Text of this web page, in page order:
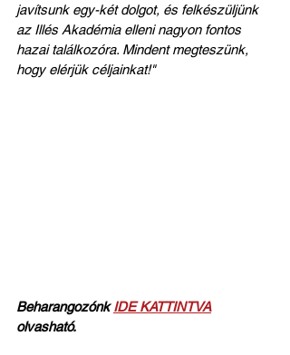
javítsunk egy-két dolgot, és felkészüljünk
az Illés Akadémia elleni nagyon fontos
hazai találkozóra. Mindent megteszünk,
hogy elérjük céljainkat!"
Beharangozónk IDE KATTINTVA
olvasható.